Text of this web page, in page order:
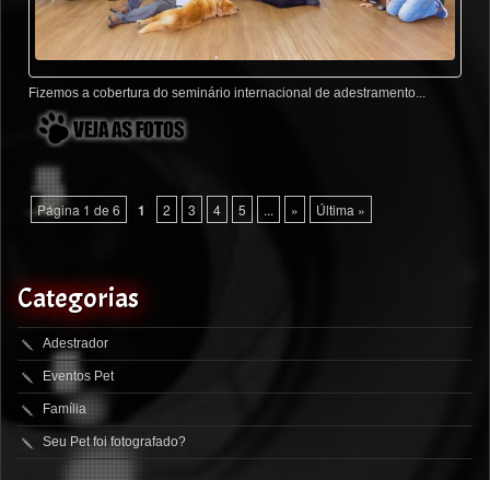
Fizemos a cobertura do seminário internacional de adestramento...
Página 1 de 6 1 2 3 4 5 ... » Última »
Categorias
Adestrador
Eventos Pet
Família
Seu Pet foi fotografado?